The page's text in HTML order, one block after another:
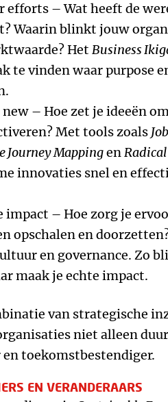
efforts – Wat heeft de
Waarin blinkt jouw
Het Business
te vinden waar purpose
– Hoe zet je ideeën
Met tools zoals
Journey Mappingen
innovaties snel en
impact – Hoe zorg je
opschalen en
en governance. Zo
maak je echte impact.
van strategische
niet alleen
toekomstbestendiger.
EN VERANDERAARS